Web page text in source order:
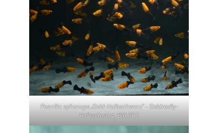
Poecilia sphenops „Gold-Halbschwarz“ – Goldmolly-
Halbschwarz, BIO SEC